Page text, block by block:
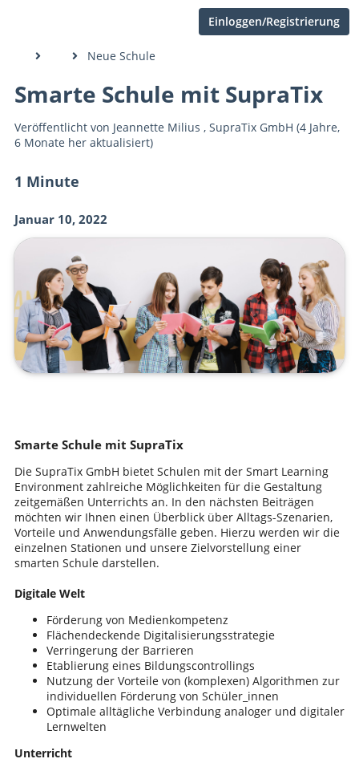
Einloggen/Registrierung
Neue Schule
1 Minute
Januar 10, 2022
Smarte Schule mit SupraTix
Veröffentlicht von Jeannette Milius , SupraTix GmbH (4 Jahre,
6 Monate her aktualisiert)
Smarte Schule mit SupraTix
Die SupraTix GmbH bietet Schulen mit der Smart Learning
Environment zahlreiche Möglichkeiten für die Gestaltung
zeitgemäßen Unterrichts an. In den nächsten Beiträgen
möchten wir Ihnen einen Überblick über Alltags-Szenarien,
Vorteile und Anwendungsfälle geben. Hierzu werden wir die
einzelnen Stationen und unsere Zielvorstellung einer
smarten Schule darstellen.
Digitale Welt
Förderung von Medienkompetenz
Flächendeckende Digitalisierungsstrategie
Verringerung der Barrieren
Etablierung eines Bildungscontrollings
Nutzung der Vorteile von (komplexen) Algorithmen zur
individuellen Förderung von Schüler_innen
Optimale alltägliche Verbindung analoger und digitaler
Lernwelten
Unterricht